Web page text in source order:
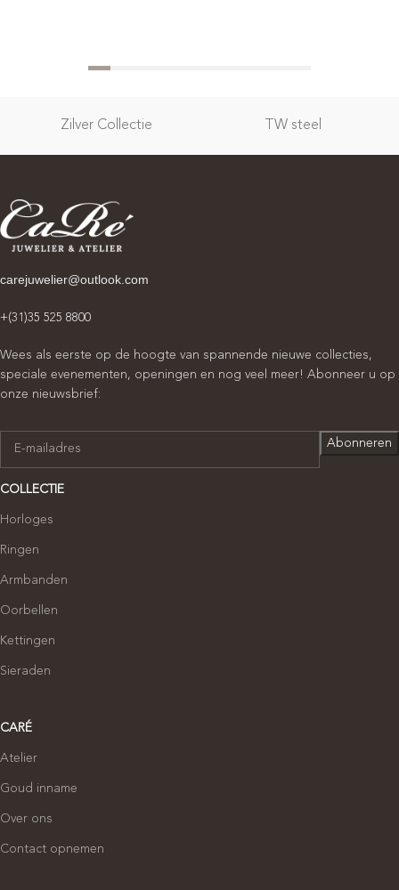
Zilver Collectie TW steel
carejuwelier@outlook.com
+(31)35 525 8800
Wees als eerste op de hoogte van spannende nieuwe collecties,
speciale evenementen, openingen en nog veel meer! Abonneer u op
onze nieuwsbrief:
COLLECTIE
Horloges
Ringen
Armbanden
Oorbellen
Kettingen
Sieraden
CARÉ
Atelier
Goud inname
Over ons
Contact opnemen